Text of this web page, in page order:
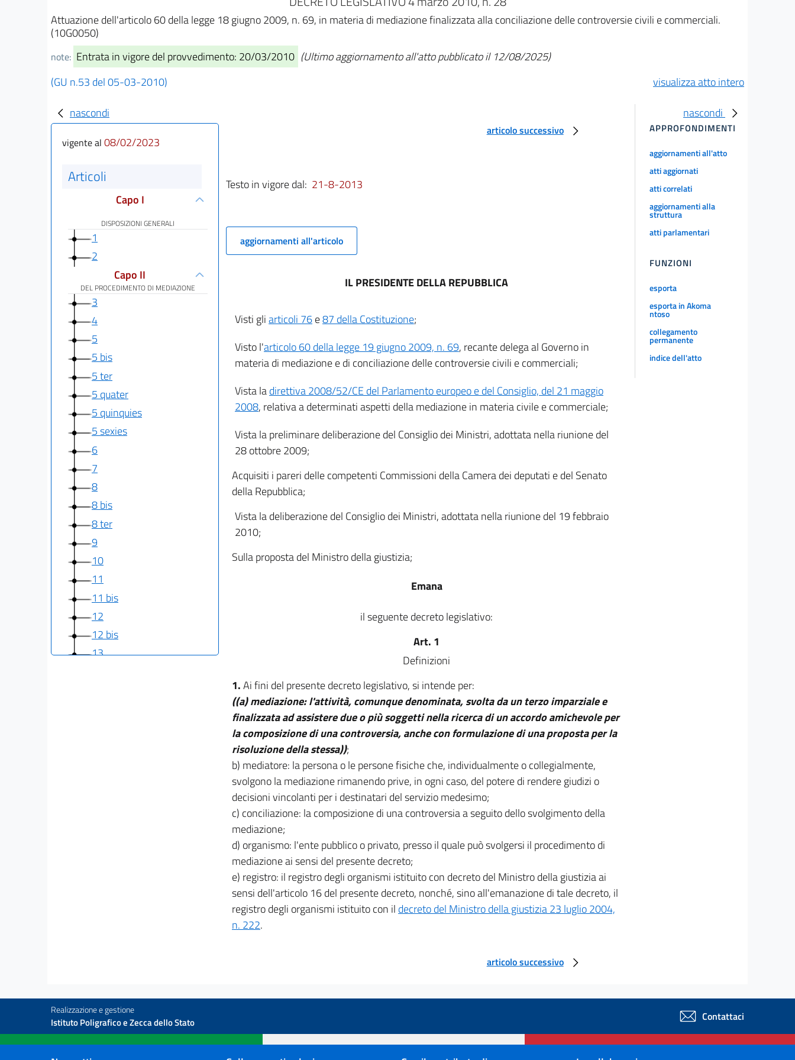
Attuazione dell'articolo 60 della legge 18 giugno 2009, n. 69, in materia di mediazione finalizzata alla conciliazione delle controversie civili e commerciali.
(10G0050)
note: Entrata in vigore del provvedimento: 20/03/2010 (Ultimo aggiornamento all'atto pubblicato il 12/08/2025)
(GU n.53 del 05-03-2010)
visualizza atto intero
nascondi
vigente al 08/02/2023
Articoli
Capo I
DISPOSIZIONI GENERALI
1
2
Capo II
DEL PROCEDIMENTO DI MEDIAZIONE
3
4
5
5 bis
5 ter
5 quater
5 quinquies
5 sexies
6
7
8
8 bis
8 ter
9
10
11
11 bis
12
12 bis
13
17
18
19
articolo successivo
Testo in vigore dal: 21-8-2013
aggiornamenti all'articolo
IL PRESIDENTE DELLA REPUBBLICA
Visti gliarticoli 76e87 della Costituzione;
Visto l'articolo 60 della legge 19 giugno 2009, n. 69, recante delega al Governo in
materia di mediazione e di conciliazione delle controversie civili e commerciali;
Vista ladirettiva 2008/52/CE del Parlamento europeo e del Consiglio, del 21 maggio
2008, relativa a determinati aspetti della mediazione in materia civile e commerciale;
Vista la preliminare deliberazione del Consiglio dei Ministri, adottata nella riunione del
28 ottobre 2009;
Acquisiti i pareri delle competenti Commissioni della Camera dei deputati e del Senato
della Repubblica;
Vista la deliberazione del Consiglio dei Ministri, adottata nella riunione del 19 febbraio
2010;
Sulla proposta del Ministro della giustizia;
Emana
il seguente decreto legislativo:
Art. 1
Definizioni
1.Ai fini del presente decreto legislativo, si intende per:
((a) mediazione: l'attività, comunque denominata, svolta da un terzo imparziale e
finalizzata ad assistere due o più soggetti nella ricerca di un accordo amichevole per
la composizione di una controversia, anche con formulazione di una proposta per la
risoluzione della stessa));
b) mediatore: la persona o le persone fisiche che, individualmente o collegialmente,
svolgono la mediazione rimanendo prive, in ogni caso, del potere di rendere giudizi o
decisioni vincolanti per i destinatari del servizio medesimo;
c) conciliazione: la composizione di una controversia a seguito dello svolgimento della
mediazione;
d) organismo: l'ente pubblico o privato, presso il quale può svolgersi il procedimento di
mediazione ai sensi del presente decreto;
e) registro: il registro degli organismi istituito con decreto del Ministro della giustizia ai
sensi dell'articolo 16 del presente decreto, nonché, sino all'emanazione di tale decreto, il
registro degli organismi istituito con il decreto del Ministro della giustizia 23 luglio 2004,
n. 222.
articolo successivo
nascondi
APPROFONDIMENTI
aggiornamenti all'atto
atti aggiornati
atti correlati
aggiornamenti alla
struttura
atti parlamentari
FUNZIONI
esporta
esporta in Akoma
ntoso
collegamento
permanente
indice dell'atto
Realizzazione e gestione
Istituto Poligrafico e Zecca dello Stato Contattaci